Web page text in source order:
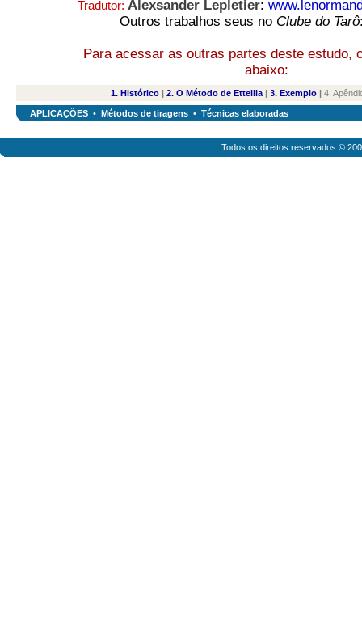
Tradutor: Alexsander Lepletier:
Outros trabalhos seus no Clube do Tarô
Para acessar as outras partes deste estudo,
abaixo:
1. Histórico| 2. O Método de Etteilla| 3. Exemplo| 4.
APLICAÇÕES • Métodos de tiragens • Técnicas elaboradas
Todos os direitos reservados ©